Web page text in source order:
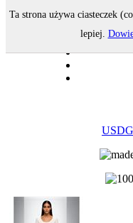
USD
Ta strona używa ciasteczek
lepiej.